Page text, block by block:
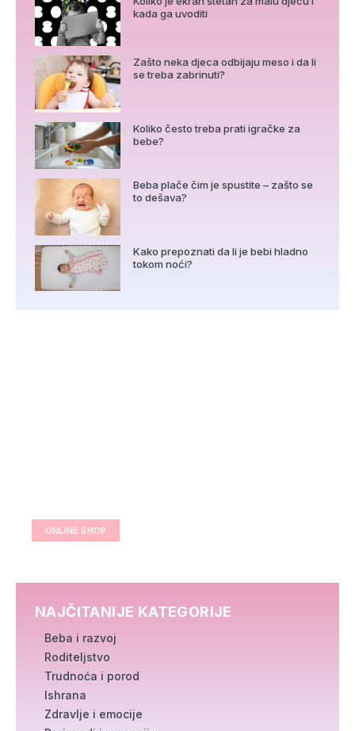
kada ga uvoditi
Zašto neka djeca odbijaju meso i da li
se treba zabrinuti?
Koliko često treba prati igračke za
bebe?
Beba plače čim je spustite – zašto se
to dešava?
Kako prepoznati da li je bebi hladno
tokom noći?
ONLINE SHOP
NAJČITANIJE KATEGORIJE
Beba i razvoj
Roditeljstvo
Trudnoća i porod
Ishrana
Zdravlje i emocije